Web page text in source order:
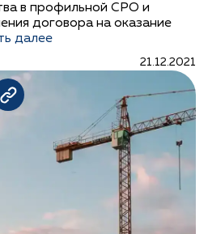
в профильной СРО и
договора на оказание
далее
21.12.2021